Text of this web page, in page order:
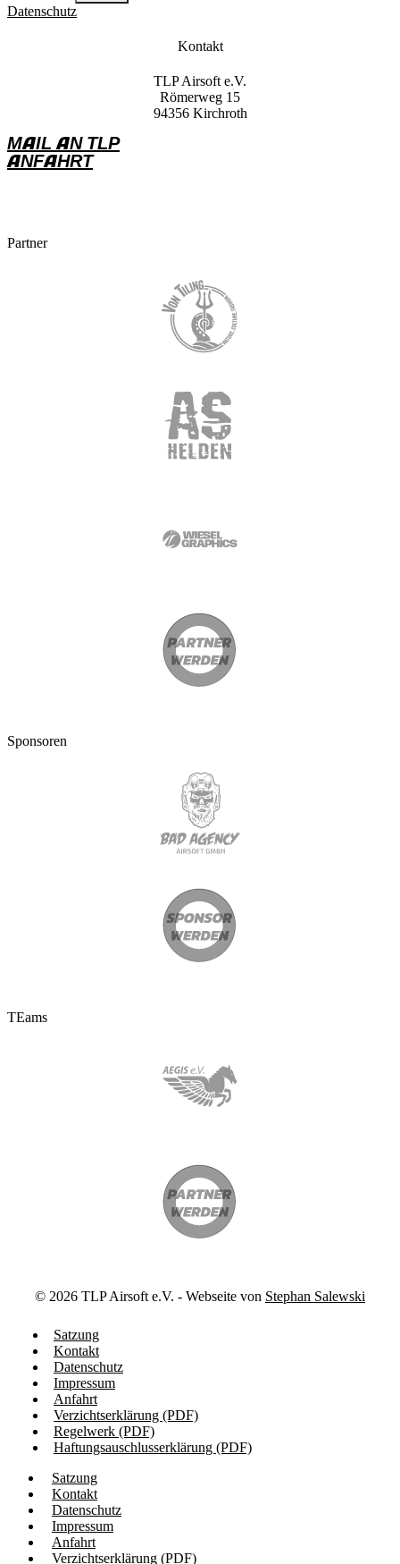
Datenschutz
Kontakt
TLP Airsoft e.V.
Römerweg 15
94356 Kirchroth
MAIL AN TLP
ANFAHRT
Partner
Sponsoren
TEams
© 2026 TLP Airsoft e.V. - Webseite von Stephan Salewski
Satzung
Kontakt
Datenschutz
Impressum
Anfahrt
Verzichtserklärung (PDF)
Regelwerk (PDF)
Haftungsauschlusserklärung (PDF)
Satzung
Kontakt
Datenschutz
Impressum
Anfahrt
Verzichtserklärung (PDF)